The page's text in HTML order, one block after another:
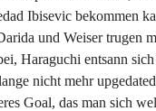
Ibisevic bekommen
und Weiser trugen
Haraguchi entsann
nicht mehr
Goal, das man sich